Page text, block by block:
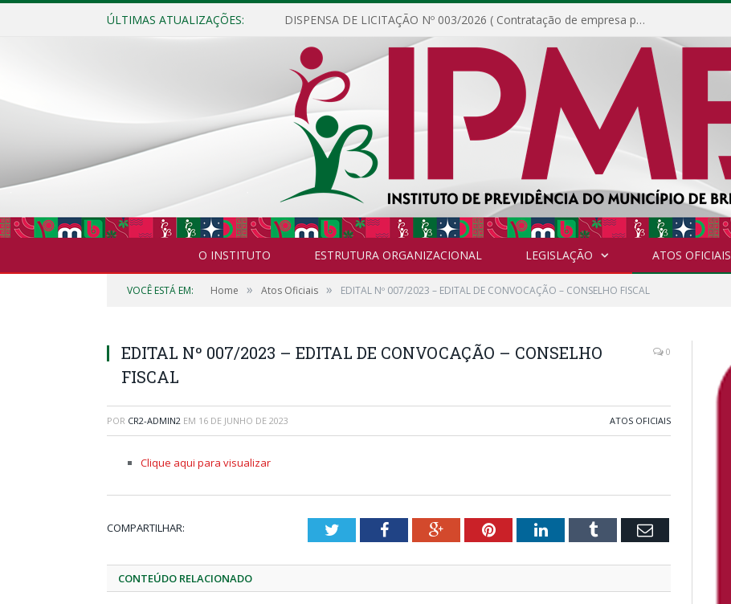
ÚLTIMAS ATUALIZAÇÕES: DISPENSA DE LICITAÇÃO Nº 003/2026 ( Contratação de empresa para fornecimento de gêneros alimentícios não perecíveis, materiais de expediente, descartáveis, copa e cozinha, para análise e posterior publicação.)
O INSTITUTO ESTRUTURA ORGANIZACIONAL LEGISLAÇÃO ATOS OFICIAIS
VOCÊ ESTÁ EM: Home » Atos Oficiais » EDITAL Nº 007/2023 – EDITAL DE CONVOCAÇÃO – CONSELHO FISCAL
EDITAL Nº 007/2023 – EDITAL DE CONVOCAÇÃO – CONSELHO
FISCAL
0
POR CR2-ADMIN2 EM 16 DE JUNHO DE 2023 ATOS OFICIAIS
Clique aqui para visualizar
COMPARTILHAR: TwitterFacebookGoogle+PinterestLinkedInTumblr Email
CONTEÚDO RELACIONADO